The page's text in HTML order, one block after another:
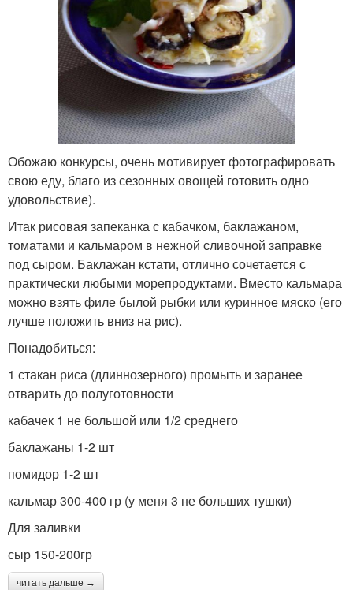
Обожаю конкурсы, очень мотивирует фотографировать
свою еду, благо из сезонных овощей готовить одно
удовольствие).
Итак рисовая запеканка с кабачком, баклажаном,
томатами и кальмаром в нежной сливочной заправке
под сыром. Баклажан кстати, отлично сочетается с
практически любыми морепродуктами. Вместо кальмара
можно взять филе былой рыбки или куринное мяско (его
лучше положить вниз на рис).
Понадобиться:
1 стакан риса (длиннозерного) промыть и заранее
отварить до полуготовности
кабачек 1 не большой или 1/2 среднего
баклажаны 1-2 шт
помидор 1-2 шт
кальмар 300-400 гр (у меня 3 не больших тушки)
Для заливки
сыр 150-200гр
читать дальше →